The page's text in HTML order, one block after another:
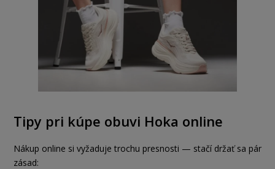
Tipy pri kúpe obuvi Hoka online
Nákup online si vyžaduje trochu presnosti — stačí držať sa pár
zásad: